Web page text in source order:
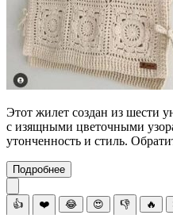
Этот жилет создан из шести
с изящными цветочными
утонченность и стиль.
Подробнее
👍 ❤️ 😂 😍 👎 🔥